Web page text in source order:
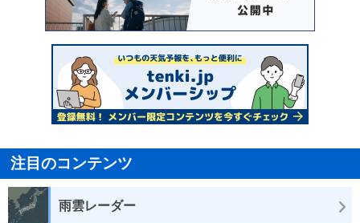
注目のコンテンツ
雨雲レーダー